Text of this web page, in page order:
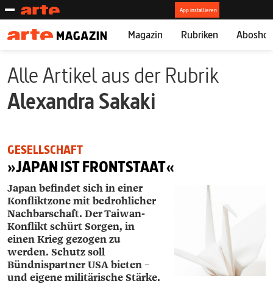
Magazin Rubriken
Alle Artikel aus der Rubrik
Alexandra Sakaki
GESELLSCHAFT
»JAPAN IST FRONTSTAAT«
Japan befindet sich in einer
Konfliktzone mit bedrohlicher
Nachbarschaft. Der Taiwan-
Konflikt schürt Sorgen, in
einen Krieg gezogen zu
werden. Schutz soll
Bündnispartner USA bieten –
und eigene militärische Stärke.